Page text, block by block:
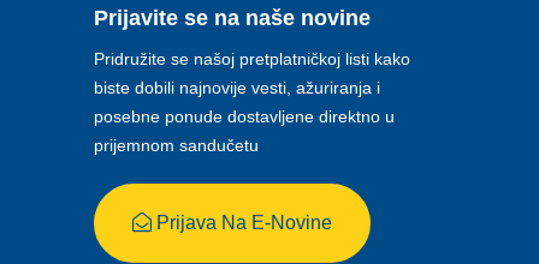
Prijavite se na naše novine
Pridružite se našoj pretplatničkoj listi kako
biste dobili najnovije vesti, ažuriranja i
posebne ponude dostavljene direktno u
prijemnom sandučetu
Prijava Na E-Novine